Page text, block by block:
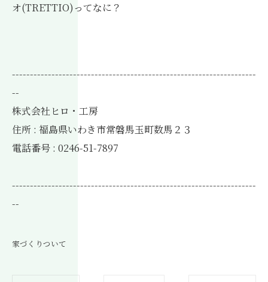
オ(TRETTIO)ってなに？
--------------------------------------------------------------------
--
株式会社ヒロ・工房
住所 : 福島県いわき市常磐馬玉町数馬２３
電話番号 : 0246-51-7897
--------------------------------------------------------------------
--
家づくりついて